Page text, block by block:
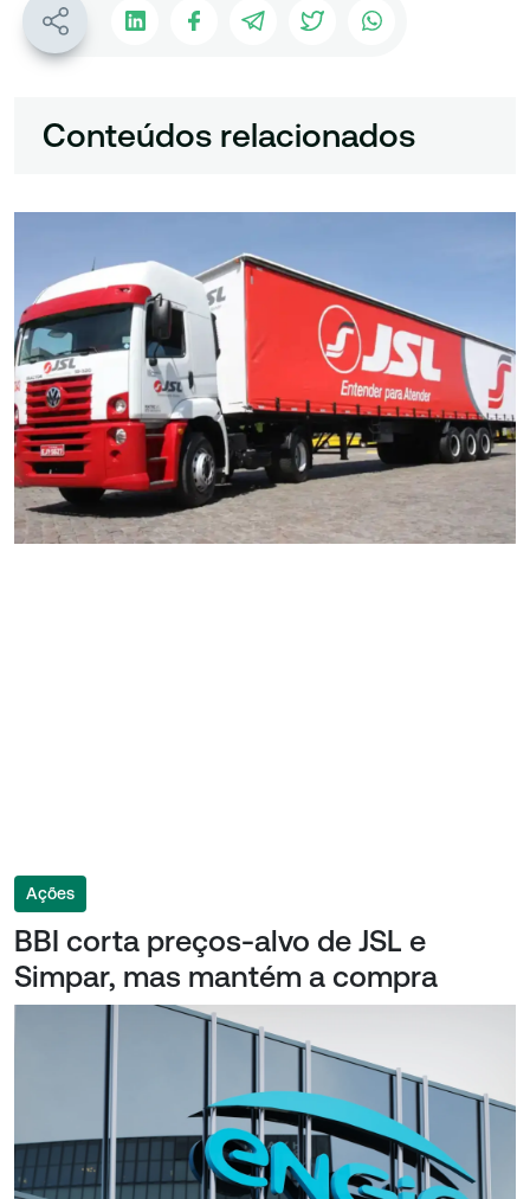
Conteúdos relacionados
Ações
BBI corta preços-alvo de JSL e
Simpar, mas mantém a compra